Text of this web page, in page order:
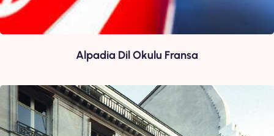
Alpadia Dil Okulu Fransa